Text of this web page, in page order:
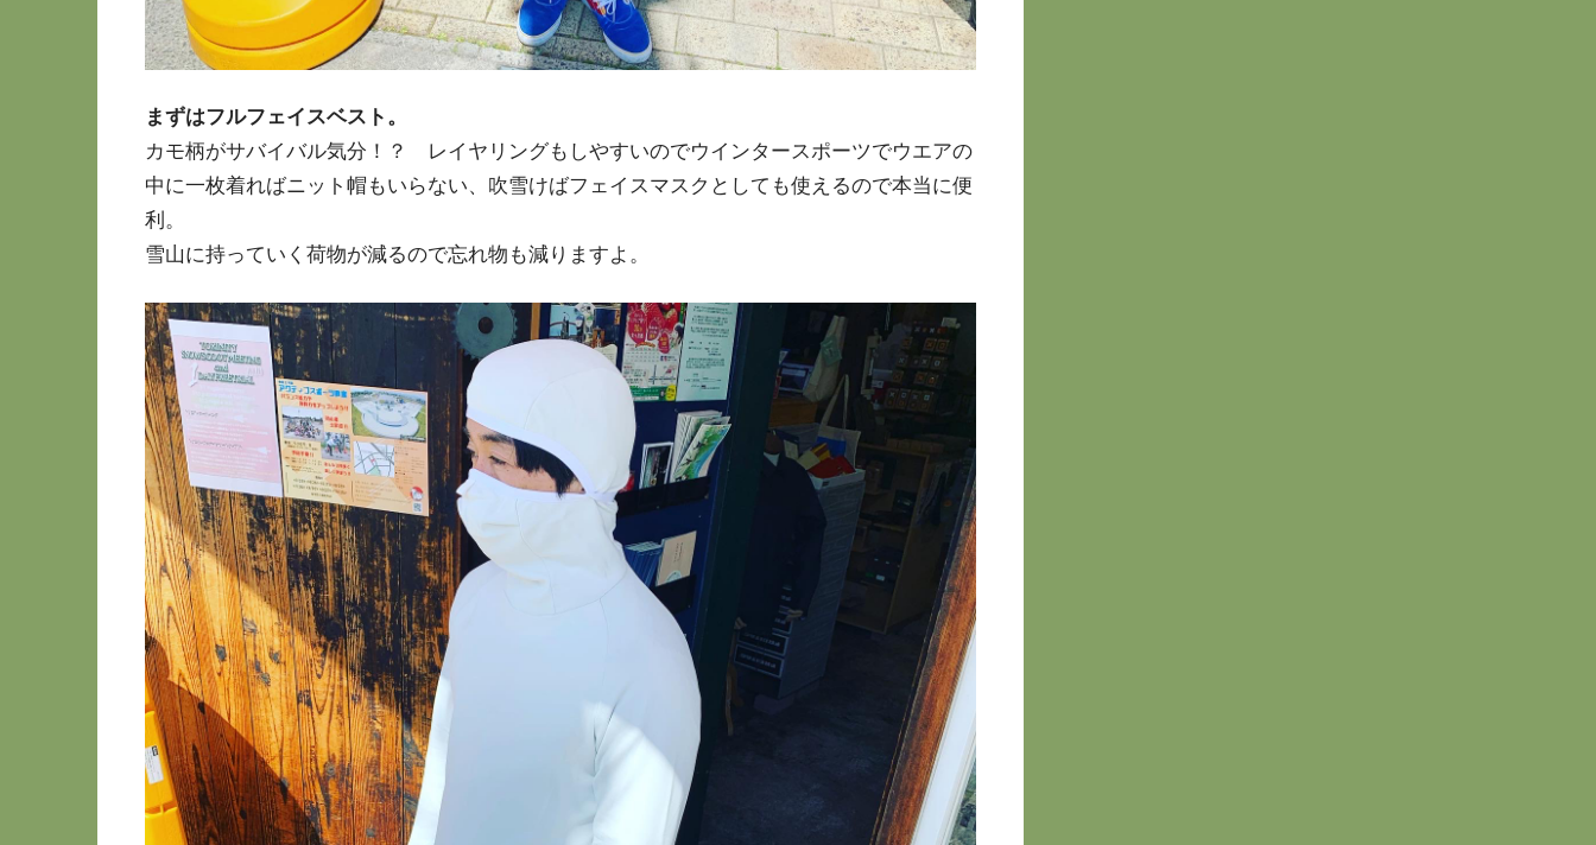
まずはフルフェイスベスト。
カモ柄がサバイバル気分！？ レイヤリングもしやすいのでウインタースポーツでウエアの
中に一枚着ればニット帽もいらない、吹雪けばフェイスマスクとしても使えるので本当に便
利。
雪山に持っていく荷物が減るので忘れ物も減りますよ。